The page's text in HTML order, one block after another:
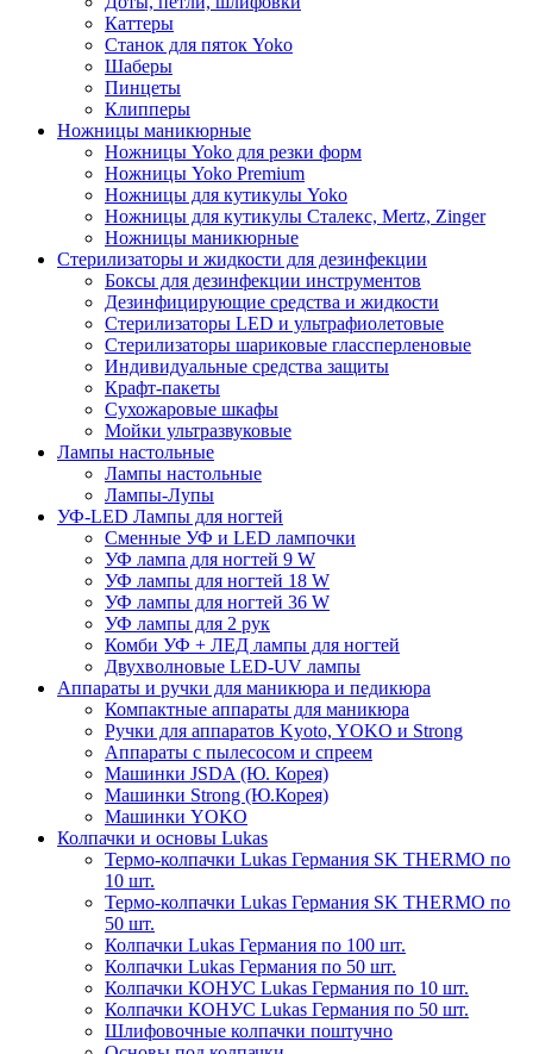
Каттеры
Станок для пяток Yoko
Шаберы
Пинцеты
Клипперы
Ножницы маникюрные
Ножницы Yoko для резки форм
Ножницы Yoko Premium
Ножницы для кутикулы Yoko
Ножницы для кутикулы Сталекс, Mertz, Zinger
Ножницы маникюрные
Стерилизаторы и жидкости для дезинфекции
Боксы для дезинфекции инструментов
Дезинфицирующие средства и жидкости
Стерилизаторы LED и ультрафиолетовые
Стерилизаторы шариковые глассперленовые
Индивидуальные средства защиты
Крафт-пакеты
Сухожаровые шкафы
Мойки ультразвуковые
Лампы настольные
Лампы настольные
Лампы-Лупы
УФ-LED Лампы для ногтей
Сменные УФ и LED лампочки
УФ лампа для ногтей 9 W
УФ лампы для ногтей 18 W
УФ лампы для ногтей 36 W
УФ лампы для 2 рук
Комби УФ + ЛЕД лампы для ногтей
Двухволновые LED-UV лампы
Аппараты и ручки для маникюра и педикюра
Компактные аппараты для маникюра
Ручки для аппаратов Kyoto, YOKO и Strong
Аппараты с пылесосом и спреем
Машинки JSDA (Ю. Корея)
Машинки Strong (Ю.Корея)
Машинки YOKO
Колпачки и основы Lukas
Термо-колпачки Lukas Германия SK THERMO по
10 шт.
Термо-колпачки Lukas Германия SK THERMO по
50 шт.
Колпачки Lukas Германия по 100 шт.
Колпачки Lukas Германия по 50 шт.
Колпачки КОНУС Lukas Германия по 10 шт.
Колпачки КОНУС Lukas Германия по 50 шт.
Шлифовочные колпачки поштучно